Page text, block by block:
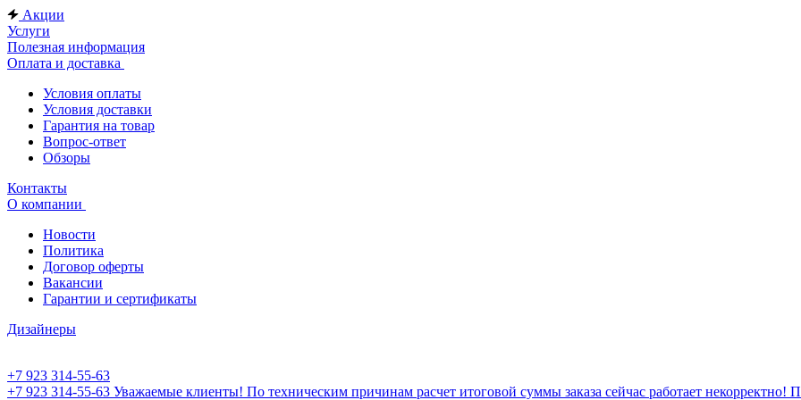
Акции
Услуги
Полезная информация
Оплата и доставка
Условия оплаты
Условия доставки
Гарантия на товар
Вопрос-ответ
Обзоры
Контакты
О компании
Новости
Политика
Договор оферты
Вакансии
Гарантии и сертификаты
Дизайнеры
+7 923 314-55-63
+7 923 314-55-63 Уважаемые клиенты! По техническим причинам расчет итоговой суммы заказа сейчас работает